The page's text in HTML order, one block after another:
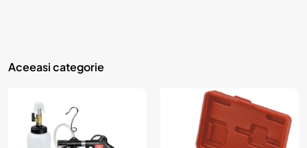
Aceeasi categorie